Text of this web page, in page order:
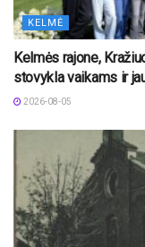
KELMĖ
Kelmės rajone,
stovykla vaikams ir
2026-08-05